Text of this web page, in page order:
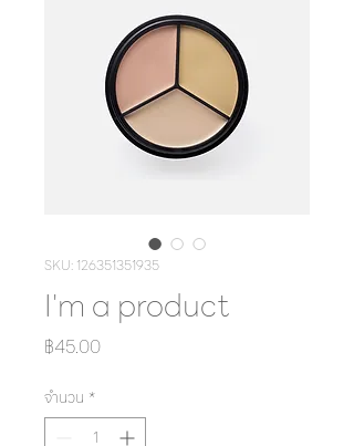
SKU: 126351351935
I'm a product
฿45.00ราคา
จำนวน *